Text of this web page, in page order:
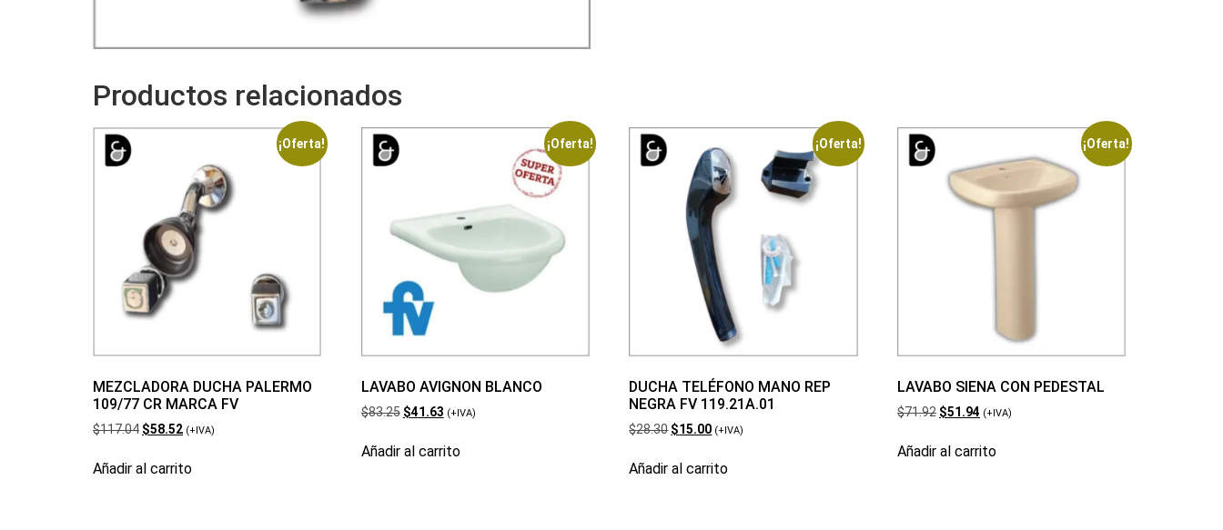
Productos relacionados
¡Oferta!
MEZCLADORA DUCHA PALERMO
109/77 CR MARCA FV
$117.04 $58.52 (+IVA)
Añadir al carrito
¡Oferta!
LAVABO AVIGNON BLANCO
$83.25 $41.63 (+IVA)
Añadir al carrito
¡Oferta!
DUCHA TELÉFONO MANO REP
NEGRA FV 119.21A.01
$28.30 $15.00 (+IVA)
Añadir al carrito
¡Oferta!
LAVABO SIENA CON PEDESTAL
$71.92 $51.94 (+IVA)
Añadir al carrito